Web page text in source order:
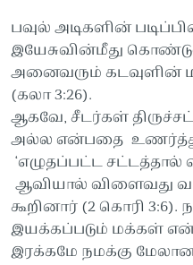
பவுல் அடிகளின்
இயேசுவின்மீது
அனைவரும் கடவுளின்
(கலா 3:26).
ஆகவே, சீடர்கள்
அல்ல என்பதை
‘எழுதப்பட்ட சட்டத்தால்
ஆவியால் விளைவது
கூறினார் (2 கொரி
இயக்கப்படும் மக்கள்
இரக்கமே நமக்கு